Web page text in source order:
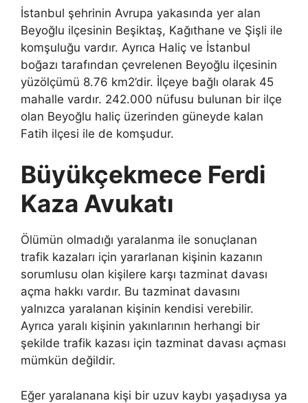
İstanbul şehrinin Avrupa yakasında yer alan
Beyoğlu ilçesinin Beşiktaş, Kağıthane ve Şişli ile
komşuluğu vardır. Ayrıca Haliç ve İstanbul
boğazı tarafından çevrelenen Beyoğlu ilçesinin
yüzölçümü 8.76 km2’dir. İlçeye bağlı olarak 45
mahalle vardır. 242.000 nüfusu bulunan bir ilçe
olan Beyoğlu haliç üzerinden güneyde kalan
Fatih ilçesi ile de komşudur.
Büyükçekmece Ferdi
Kaza Avukatı
Ölümün olmadığı yaralanma ile sonuçlanan
trafik kazaları için yararlanan kişinin kazanın
sorumlusu olan kişilere karşı tazminat davası
açma hakkı vardır. Bu tazminat davasını
yalnızca yaralanan kişinin kendisi verebilir.
Ayrıca yaralı kişinin yakınlarının herhangi bir
şekilde trafik kazası için tazminat davası açması
mümkün değildir.
Eğer yaralanana kişi bir uzuv kaybı yaşadıysa ya